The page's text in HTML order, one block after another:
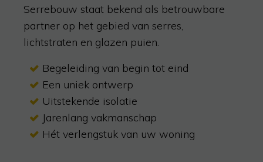
Serrebouw staat bekend als betrouwbare
partner op het gebied van serres,
lichtstraten en glazen puien.
Begeleiding van begin tot eind
Een uniek ontwerp
Uitstekende isolatie
Jarenlang vakmanschap
Hét verlengstuk van uw woning